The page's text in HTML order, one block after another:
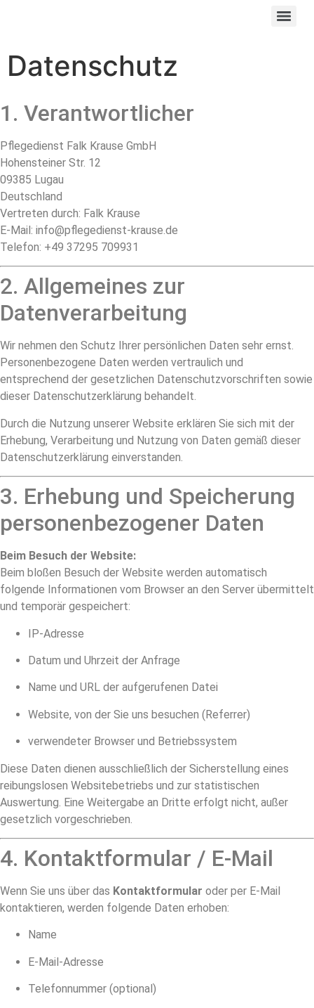
Datenschutz
1. Verantwortlicher
Pflegedienst Falk Krause GmbH
Hohensteiner Str. 12
09385 Lugau
Deutschland
Vertreten durch: Falk Krause
E-Mail: info@pflegedienst-krause.de
Telefon: +49 37295 709931
2. Allgemeines zur
Datenverarbeitung
Wir nehmen den Schutz Ihrer persönlichen Daten sehr ernst.
Personenbezogene Daten werden vertraulich und
entsprechend der gesetzlichen Datenschutzvorschriften sowie
dieser Datenschutzerklärung behandelt.
Durch die Nutzung unserer Website erklären Sie sich mit der
Erhebung, Verarbeitung und Nutzung von Daten gemäß dieser
Datenschutzerklärung einverstanden.
3. Erhebung und Speicherung
personenbezogener Daten
Beim Besuch der Website:
Beim bloßen Besuch der Website werden automatisch
folgende Informationen vom Browser an den Server übermittelt
und temporär gespeichert:
IP-Adresse
Datum und Uhrzeit der Anfrage
Name und URL der aufgerufenen Datei
Website, von der Sie uns besuchen (Referrer)
verwendeter Browser und Betriebssystem
Diese Daten dienen ausschließlich der Sicherstellung eines
reibungslosen Websitebetriebs und zur statistischen
Auswertung. Eine Weitergabe an Dritte erfolgt nicht, außer
gesetzlich vorgeschrieben.
4. Kontaktformular / E-Mail
Wenn Sie uns über das Kontaktformular oder per E-Mail
kontaktieren, werden folgende Daten erhoben:
Name
E-Mail-Adresse
Telefonnummer (optional)